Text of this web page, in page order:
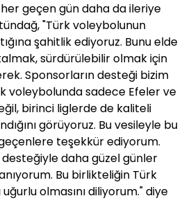
geçen gün daha da ileriye
"Türk voleybolunun
şahitlik ediyoruz. Bunu elde
sürdürülebilir olmak için
Sponsorların desteği bizim
voleybolunda sadece Efeler ve
birinci liglerde de kaliteli
görüyoruz. Bu vesileyle bu
teşekkür ediyorum.
daha güzel günler
Bu birlikteliğin Türk
olmasını diliyorum." diye